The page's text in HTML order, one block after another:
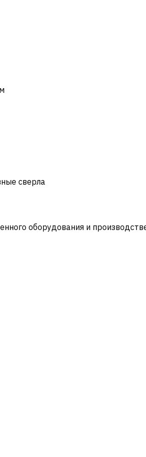
сверла
оборудования и